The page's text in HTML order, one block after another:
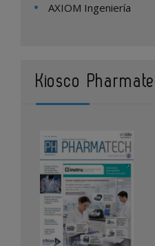
AXIOM Ingeniería
Kiosco